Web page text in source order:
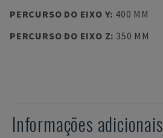
PERCURSO DO EIXO Y: 400 MM
PERCURSO DO EIXO Z: 350 MM
Informações adicionais